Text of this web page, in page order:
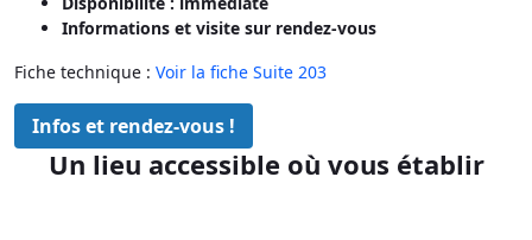
Informations et visite sur rendez-vous
Fiche technique : Voir la fiche Suite 203
Infos et rendez-vous !
Un lieu accessible où vous établir